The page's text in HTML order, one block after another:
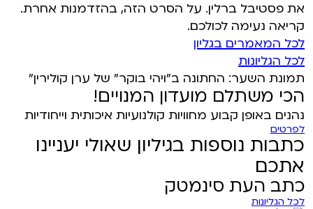
את פסטיבל ברלין. על הסרט הזה, בהזדמנות אחרת.
קריאה נעימה לכולכם.
לכל המאמרים בגליון
לכל הגליונות
תמונת השער: החתונה ב"ויהי בוקר" של ערן קולירין"
הכי משתלם מועדון המנויים!
נהנים באופן קבוע מחוויות קולנועיות איכותית וייחודיות
לפרטים
כתבות נוספות בגיליון שאולי יעניינו
אתכם
כתב העת סינמטק
לכל הגליונות